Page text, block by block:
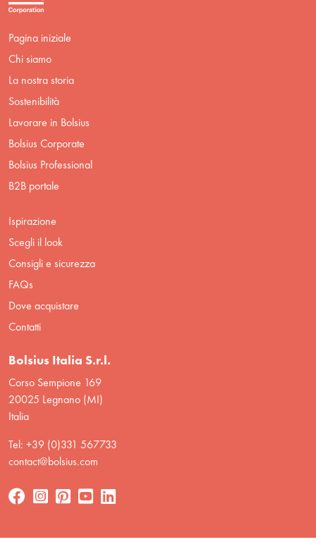
Pagina iniziale
Chi siamo
La nostra storia
Sostenibilità
Lavorare in Bolsius
Bolsius Corporate
Bolsius Professional
B2B portale
Ispirazione
Scegli il look
Consigli e sicurezza
FAQs
Dove acquistare
Contatti
Bolsius Italia S.r.l.
Corso Sempione 169
20025 Legnano (MI)
Italia
Tel: +39 (0)331 567733
contact@bolsius.com